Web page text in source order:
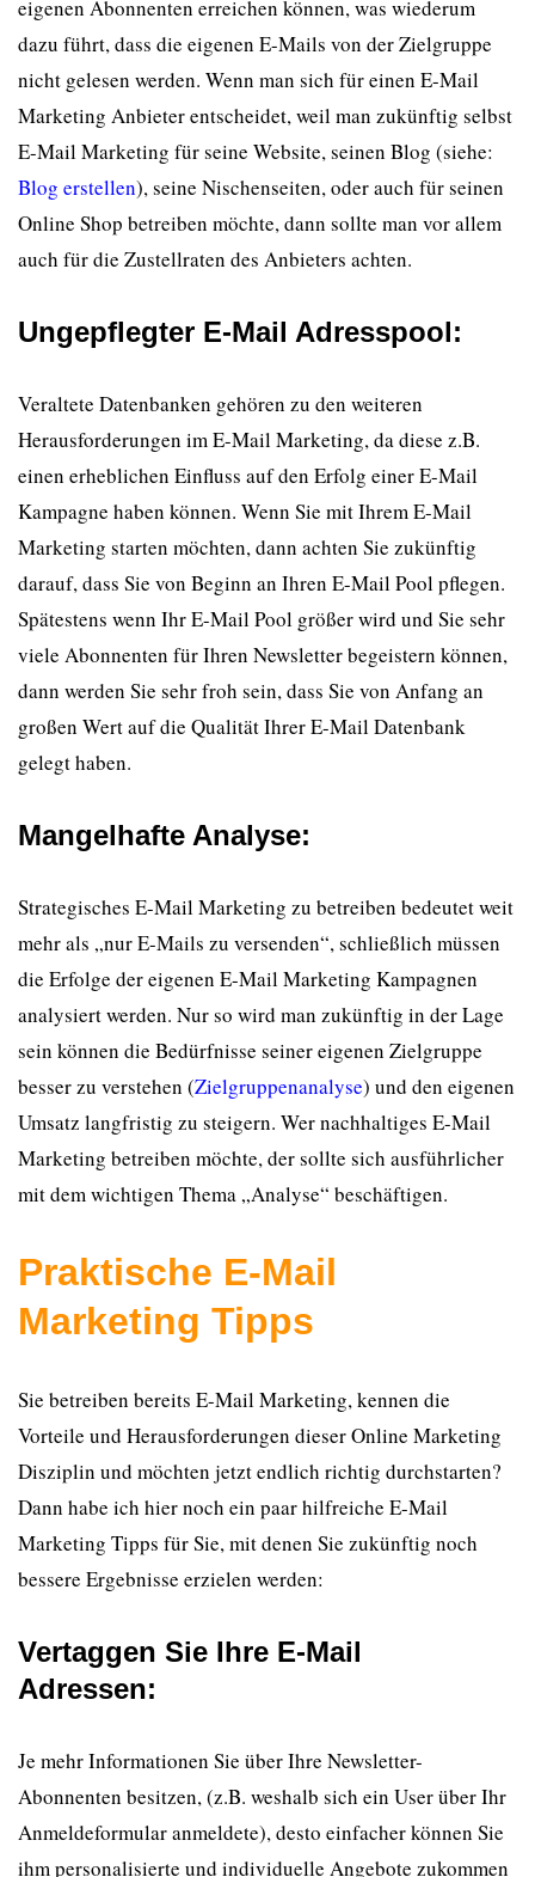
eigenen Abonnenten erreichen können, was wiederum
dazu führt, dass die eigenen E-Mails von der Zielgruppe
nicht gelesen werden. Wenn man sich für einen E-Mail
Marketing Anbieter entscheidet, weil man zukünftig selbst
E-Mail Marketing für seine Website, seinen Blog (siehe:
Blog erstellen), seine Nischenseiten, oder auch für seinen
Online Shop betreiben möchte, dann sollte man vor allem
auch für die Zustellraten des Anbieters achten.
Ungepflegter E-Mail Adresspool:
Veraltete Datenbanken gehören zu den weiteren
Herausforderungen im E-Mail Marketing, da diese z.B.
einen erheblichen Einfluss auf den Erfolg einer E-Mail
Kampagne haben können. Wenn Sie mit Ihrem E-Mail
Marketing starten möchten, dann achten Sie zukünftig
darauf, dass Sie von Beginn an Ihren E-Mail Pool pflegen.
Spätestens wenn Ihr E-Mail Pool größer wird und Sie sehr
viele Abonnenten für Ihren Newsletter begeistern können,
dann werden Sie sehr froh sein, dass Sie von Anfang an
großen Wert auf die Qualität Ihrer E-Mail Datenbank
gelegt haben.
Mangelhafte Analyse:
Strategisches E-Mail Marketing zu betreiben bedeutet weit
mehr als „nur E-Mails zu versenden“, schließlich müssen
die Erfolge der eigenen E-Mail Marketing Kampagnen
analysiert werden. Nur so wird man zukünftig in der Lage
sein können die Bedürfnisse seiner eigenen Zielgruppe
besser zu verstehen (Zielgruppenanalyse) und den eigenen
Umsatz langfristig zu steigern. Wer nachhaltiges E-Mail
Marketing betreiben möchte, der sollte sich ausführlicher
mit dem wichtigen Thema „Analyse“ beschäftigen.
Praktische E-Mail
Marketing Tipps
Sie betreiben bereits E-Mail Marketing, kennen die
Vorteile und Herausforderungen dieser Online Marketing
Disziplin und möchten jetzt endlich richtig durchstarten?
Dann habe ich hier noch ein paar hilfreiche E-Mail
Marketing Tipps für Sie, mit denen Sie zukünftig noch
bessere Ergebnisse erzielen werden:
Vertaggen Sie Ihre E-Mail
Adressen:
Je mehr Informationen Sie über Ihre Newsletter-
Abonnenten besitzen, (z.B. weshalb sich ein User über Ihr
Anmeldeformular anmeldete), desto einfacher können Sie
ihm personalisierte und individuelle Angebote zukommen